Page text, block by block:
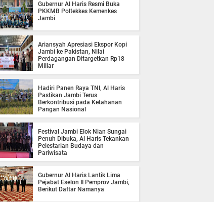
Gubernur Al Haris Resmi Buka
PKKMB Poltekkes Kemenkes
Jambi
Ariansyah Apresiasi Ekspor Kopi
Jambi ke Pakistan, Nilai
Perdagangan Ditargetkan Rp18
Miliar
Hadiri Panen Raya TNI, Al Haris
Pastikan Jambi Terus
Berkontribusi pada Ketahanan
Pangan Nasional
Festival Jambi Elok Nian Sungai
Penuh Dibuka, Al Haris Tekankan
Pelestarian Budaya dan
Pariwisata
Gubernur Al Haris Lantik Lima
Pejabat Eselon II Pemprov Jambi,
Berikut Daftar Namanya